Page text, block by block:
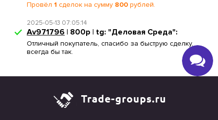
Провёл 1 сделок на сумму 800 рублей.
2025-05-13 07:05:14
Av971796 | 800р | tg: "Деловая Среда":
Отличный покупатель, спасибо за быструю сделку,
всегда бы так.